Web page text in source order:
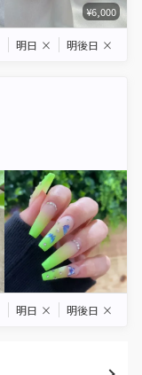
¥6,000
明日 × 明後日 ×
明日 × 明後日 ×